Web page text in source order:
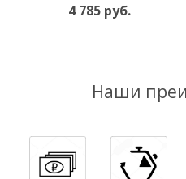
4 785 руб.
Наши